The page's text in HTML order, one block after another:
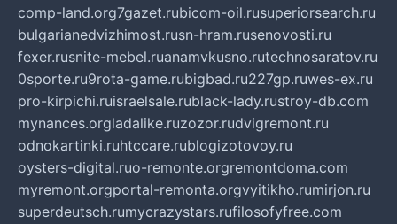
comp-land.org7gazet.rubicom-oil.rusuperiorsearch.ru
bulgarianedvizhimost.rusn-hram.rusenovosti.ru
fexer.rusnite-mebel.ruanamvkusno.rutechnosaratov.ru
0sporte.ru9rota-game.rubigbad.ru227gp.ruwes-ex.ru
pro-kirpichi.ruisraelsale.rublack-lady.rustroy-db.com
mynances.orgladalike.ruzozor.rudvigremont.ru
odnokartinki.ruhtccare.rublogizotovoy.ru
oysters-digital.ruo-remonte.orgremontdoma.com
myremont.orgportal-remonta.orgvyitikho.rumirjon.ru
superdeutsch.rumycrazystars.rufilosofyfree.com